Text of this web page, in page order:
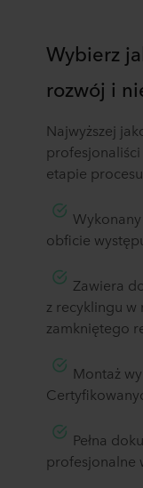
Wybierz
rozwój i
Najwyższej
etapie
Wykonany
obficie
Zawiera
z recyklingu
zamkniętego
Montaż
Pełna
profesjonalne